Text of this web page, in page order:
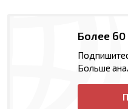
Более
Больше